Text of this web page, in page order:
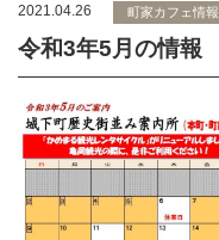
2021.04.26 町家カフェ情報
令和3年5月の情報